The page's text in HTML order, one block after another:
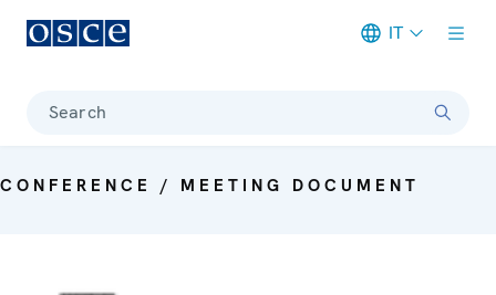
IT
Search
CONFERENCE / MEETING DOCUMENT